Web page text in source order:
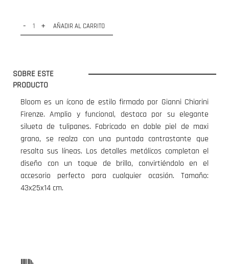
- + AÑADIR AL CARRITO
SOBRE ESTE
PRODUCTO
Bloom es un ícono de estilo firmado por Gianni Chiarini
Firenze. Amplio y funcional, destaca por su elegante
silueta de tulipanes. Fabricado en doble piel de maxi
grano, se realza con una puntada contrastante que
resalta sus líneas. Los detalles metálicos completan el
diseño con un toque de brillo, convirtiéndolo en el
accesorio perfecto para cualquier ocasión. Tamaño:
43x25x14 cm.